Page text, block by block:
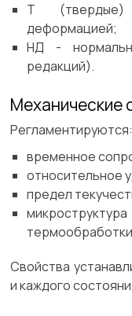
Т (твердые)
деформацией;
НД -
редакций).
Механические
Регламентируются:
временное
относительное
предел
Свойства
и каждого